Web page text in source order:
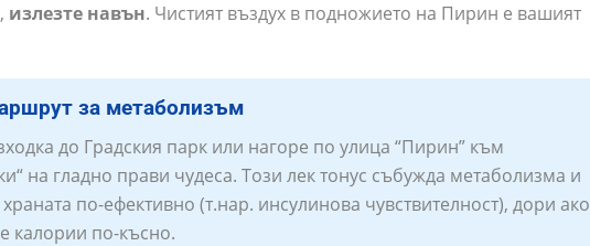
излезте навън. Чистият въздух в подножието на Пирин е вашият
за метаболизъм
до Градския парк или нагоре по улица “Пирин” към
на гладно прави чудеса. Този лек тонус събужда метаболизма и
по-ефективно (т.нар. инсулинова чувствителност), дори ако
калории по-късно.